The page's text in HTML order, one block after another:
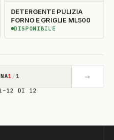
DETERGENTE PULIZIA
FORNO E GRIGLIE ML500
DISPONIBILE
DISPONIBILE
1 /1 →
DI 12